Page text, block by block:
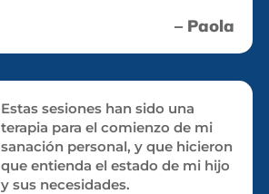
– Paola
Estas sesiones han sido una
terapia para el comienzo de mi
sanación personal, y que hicieron
que entienda el estado de mi hijo
y sus necesidades.